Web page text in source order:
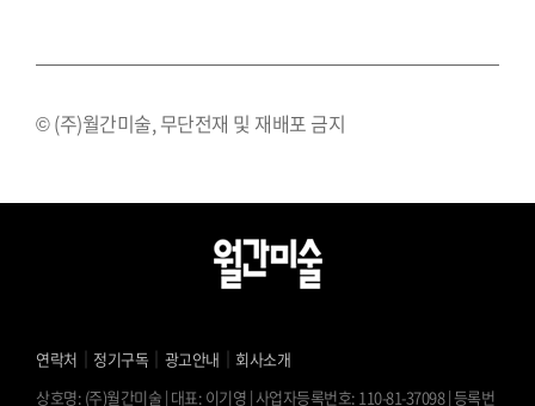
© (주)월간미술, 무단전재 및 재배포 금지
연락처 ｜ 정기구독 ｜ 광고안내 ｜ 회사소개
상호명: (주)월간미술 | 대표: 이기영 | 사업자등록번호: 110-81-37098 | 등록번